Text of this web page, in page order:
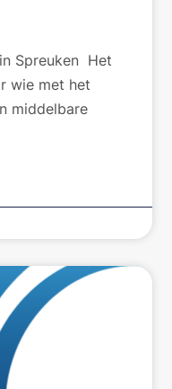
Spreuken Het
wie met het
middelbare